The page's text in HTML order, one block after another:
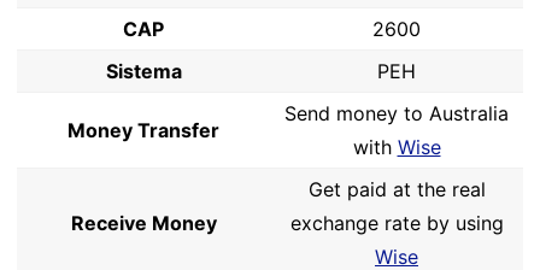
CAP
2600
Sistema
PEH
Money Transfer
Send money to Australia
with Wise
Receive Money
Get paid at the real
exchange rate by using
Wise